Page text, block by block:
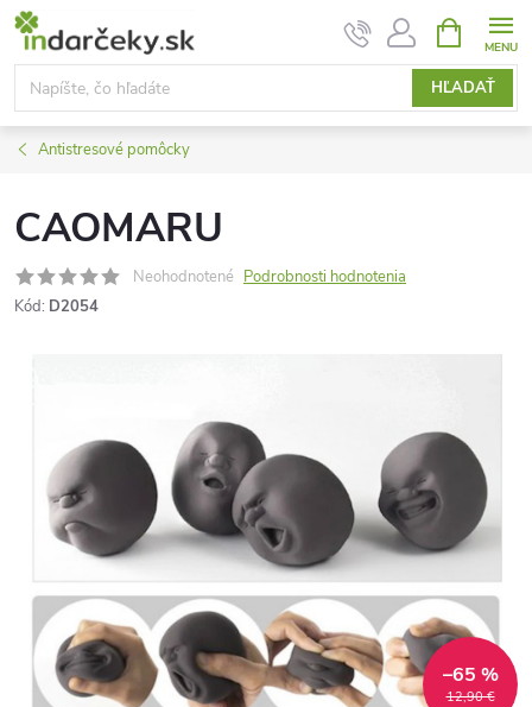
Prejsť
obsah
HĽADAŤ
KOŠÍK
Antistresové pomôcky
CAOMARU
Neohodnotené Podrobnosti hodnotenia
Kód: D2054
12,90 €
–65 %